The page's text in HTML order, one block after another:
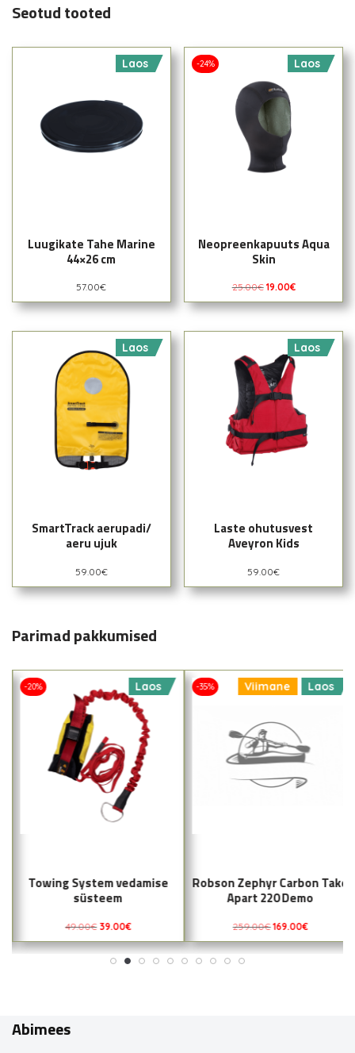
Seotud tooted
Laos
Luugikate Tahe Marine
44×26 cm
57.00€
-24% Laos
Neopreenkapuuts Aqua
Skin
25.00€ 19.00€
Laos
SmartTrack aerupadi/
aeru ujuk
59.00€
Laos
Laste ohutusvest
Aveyron Kids
59.00€
Parimad pakkumised
-20% Laos
Towing System vedamise
süsteem
49.00€ 39.00€
-35% Viimane Laos
Robson Zephyr Carbon Take
Apart 220 Demo
259.00€ 169.00€
Abimees